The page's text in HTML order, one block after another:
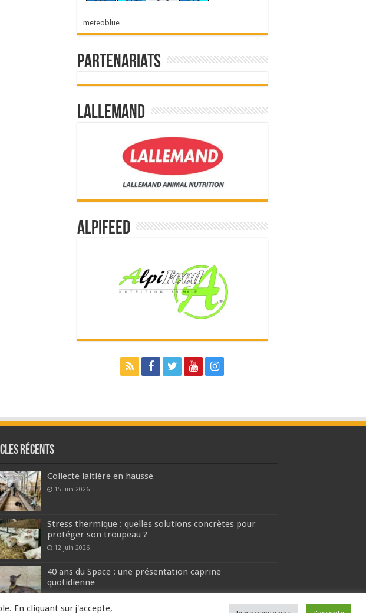
meteoblue
Partenariats
Lallemand
Alpifeed
récents
Collecte laitière en hausse
15 juin 2026
Stress thermique : quelles solutions concrètes pour
protéger son troupeau ?
12 juin 2026
40 ans du Space : une présentation caprine
quotidienne
2 juin 2026
En cliquant sur j'accepte,